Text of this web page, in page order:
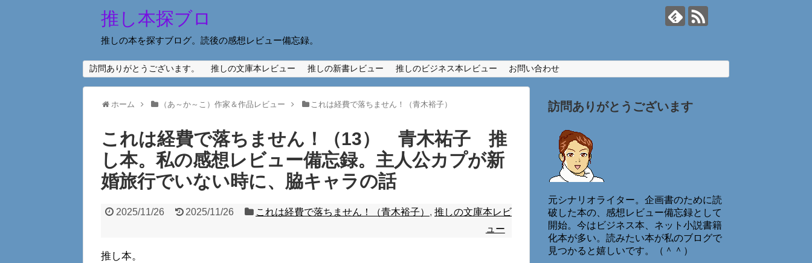
推し本探ブロ
推しの本を探すブログ。読後の感想レビュー備忘録。
訪問ありがとうございます。 推しの文庫本レビュー 推しの新書レビュー 推しのビジネス本レビュー お問い合わせ
ホーム （あ～か～こ）作家＆作品レビュー これは経費で落ちません！（青木裕子）
これは経費で落ちません！（13） 青木祐子 推
し本。私の感想レビュー備忘録。主人公カプが新
婚旅行でいない時に、脇キャラの話
2025/11/26 2025/11/26 これは経費で落ちません！（青木裕子） , 推しの文庫本レビ
ュー
推し本。
訪問ありがとうございます
元シナリオライター。企画書のために読
破した本の、感想レビュー備忘録として
開始。今はビジネス本、ネット小説書籍
化本が多い。読みたい本が私のブログで
見つかると嬉しいです。（＾＾）